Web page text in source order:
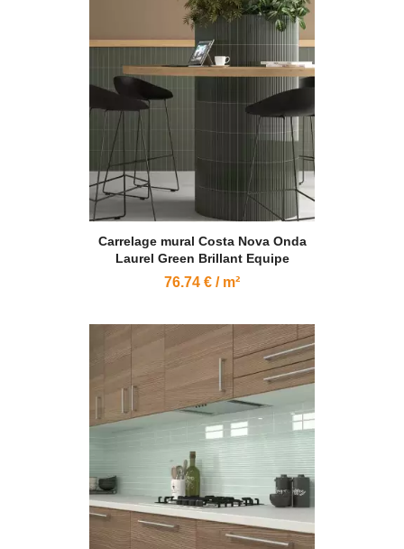
Carrelage mural Costa Nova Onda
Laurel Green Brillant Equipe
76.74 € / m²